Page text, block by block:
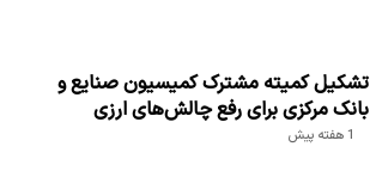
تشکیل کمیته مشترک کمیسیون صنایع و
بانک مرکزی برای رفع چالش‌های ارزی
1 هفته پیش